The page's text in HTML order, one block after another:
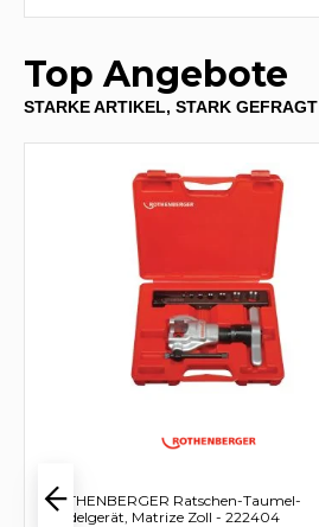
Top Angebote
STARKE ARTIKEL, STARK GEFRAGT
ROTHENBERGER Ratschen-Taumel-
Bördelgerät, Matrize Zoll - 222404